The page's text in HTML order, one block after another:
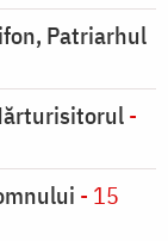
Patriarhul
-
- 15